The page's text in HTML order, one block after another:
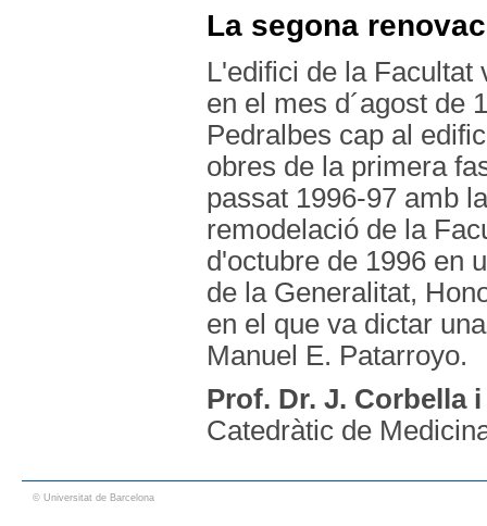
La segona
L'edifici de la Facultat
en el mes d´agost de
Pedralbes cap al
obres de la primera
passat 1996-97 amb
remodelació de la
d'octubre de 1996 en
de la Generalitat,
en el que va dictar
Manuel E. Patarroyo.
Prof. Dr. J. Corbella
Catedràtic de
© Universitat de Barcelona